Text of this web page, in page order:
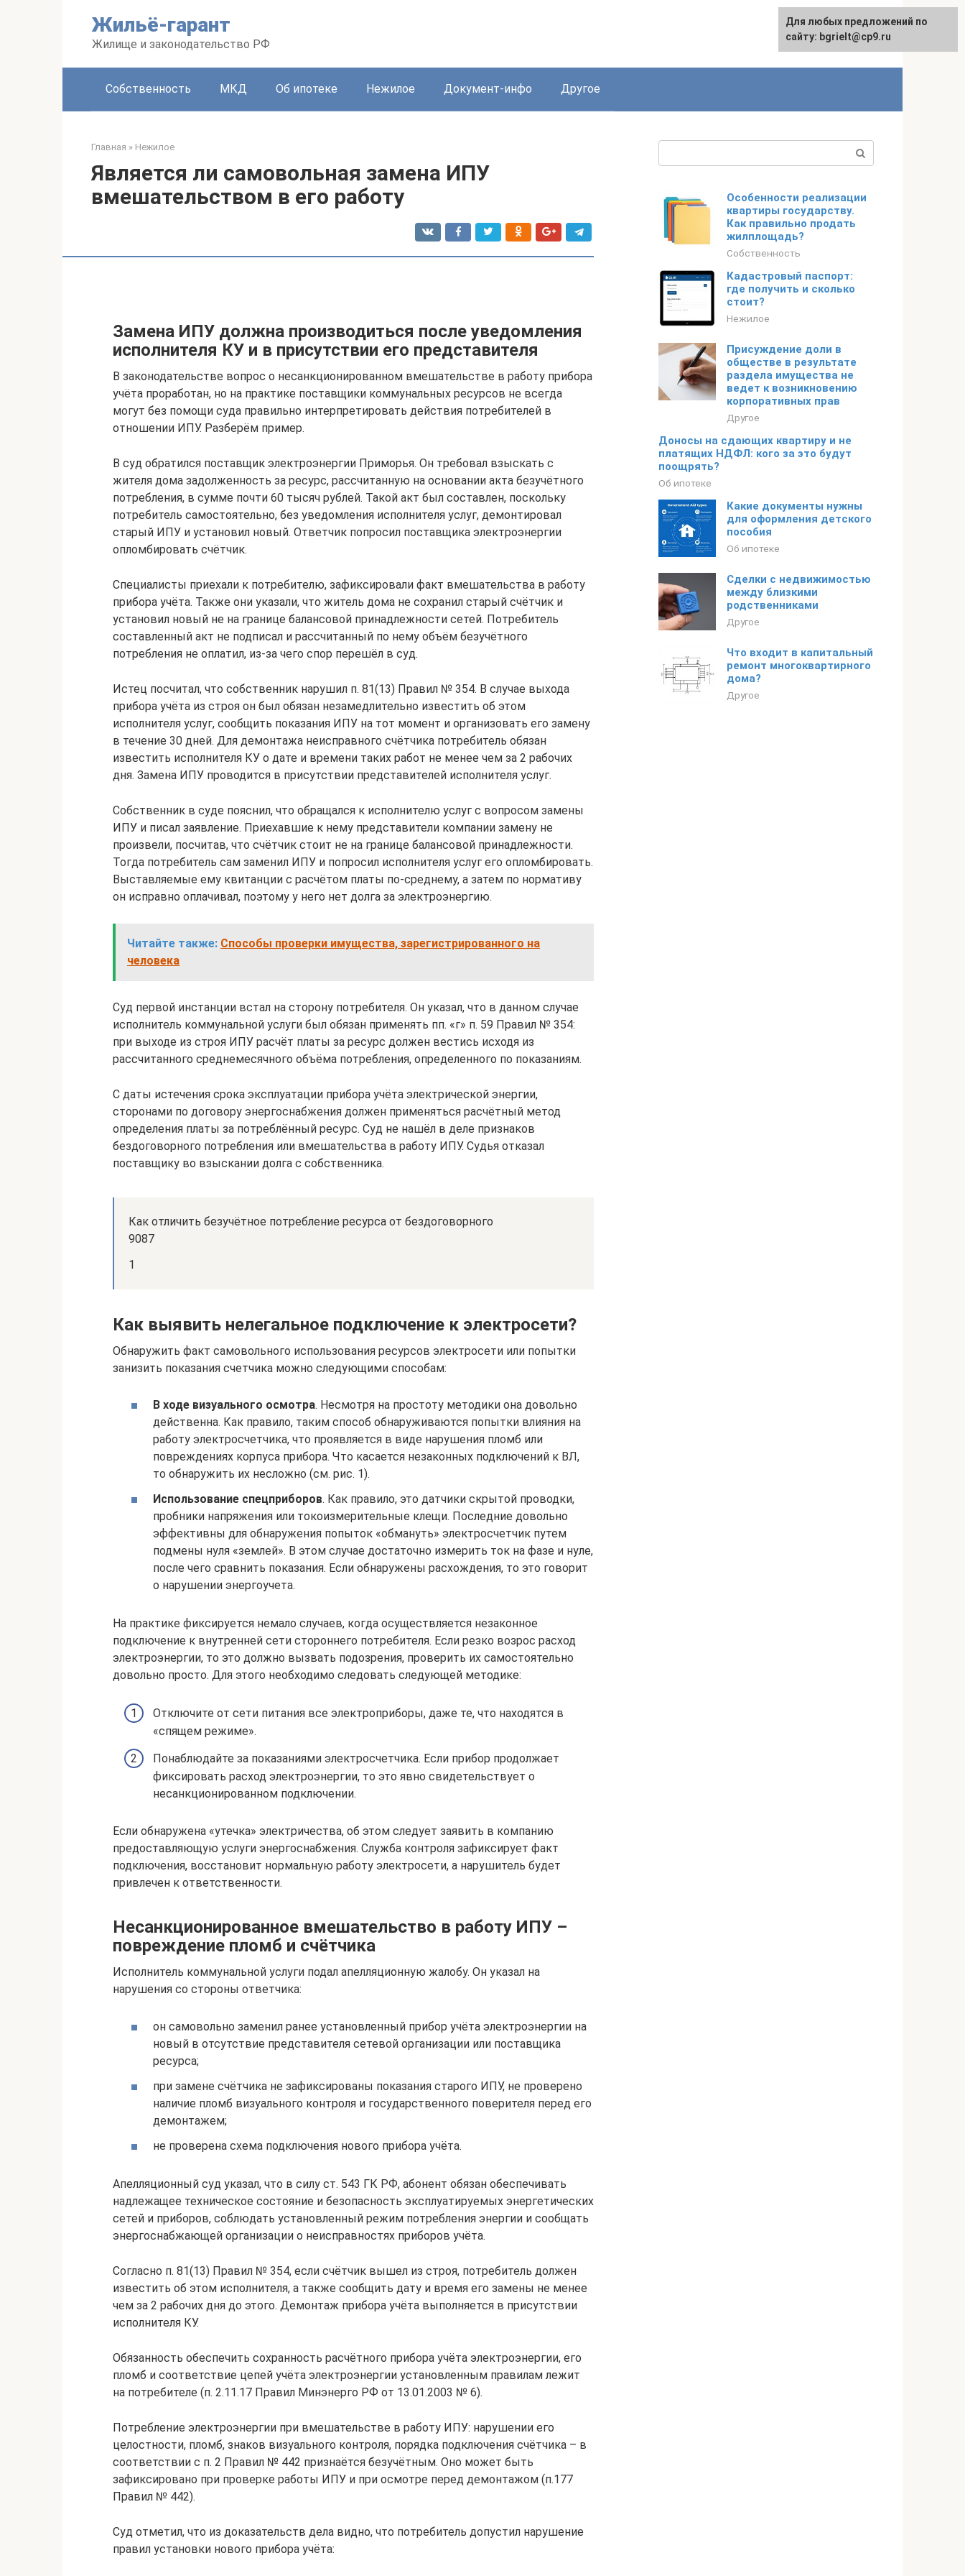
Жильё-гарант
Жилище и законодательство РФ
English
Собственность МКД Об ипотеке Нежилое Документ-инфо Другое
Главная » Нежилое
Является ли самовольная замена ИПУ
вмешательством в его работу
Замена ИПУ должна производиться после уведомления
исполнителя КУ и в присутствии его представителя
В законодательстве вопрос о несанкционированном вмешательстве в работу прибора
учёта проработан, но на практике поставщики коммунальных ресурсов не всегда
могут без помощи суда правильно интерпретировать действия потребителей в
отношении ИПУ. Разберём пример.
В суд обратился поставщик электроэнергии Приморья. Он требовал взыскать с
жителя дома задолженность за ресурс, рассчитанную на основании акта безучётного
потребления, в сумме почти 60 тысяч рублей. Такой акт был составлен, поскольку
потребитель самостоятельно, без уведомления исполнителя услуг, демонтировал
старый ИПУ и установил новый. Ответчик попросил поставщика электроэнергии
опломбировать счётчик.
Специалисты приехали к потребителю, зафиксировали факт вмешательства в работу
прибора учёта. Также они указали, что житель дома не сохранил старый счётчик и
установил новый не на границе балансовой принадлежности сетей. Потребитель
составленный акт не подписал и рассчитанный по нему объём безучётного
потребления не оплатил, из-за чего спор перешёл в суд.
Истец посчитал, что собственник нарушил п. 81(13) Правил № 354. В случае выхода
прибора учёта из строя он был обязан незамедлительно известить об этом
исполнителя услуг, сообщить показания ИПУ на тот момент и организовать его замену
в течение 30 дней. Для демонтажа неисправного счётчика потребитель обязан
известить исполнителя КУ о дате и времени таких работ не менее чем за 2 рабочих
дня. Замена ИПУ проводится в присутствии представителей исполнителя услуг.
Собственник в суде пояснил, что обращался к исполнителю услуг с вопросом замены
ИПУ и писал заявление. Приехавшие к нему представители компании замену не
произвели, посчитав, что счётчик стоит не на границе балансовой принадлежности.
Тогда потребитель сам заменил ИПУ и попросил исполнителя услуг его опломбировать.
Выставляемые ему квитанции с расчётом платы по-среднему, а затем по нормативу
он исправно оплачивал, поэтому у него нет долга за электроэнергию.
Читайте также: Способы проверки имущества, зарегистрированного на
человека
Суд первой инстанции встал на сторону потребителя. Он указал, что в данном случае
исполнитель коммунальной услуги был обязан применять пп. «г» п. 59 Правил № 354:
при выходе из строя ИПУ расчёт платы за ресурс должен вестись исходя из
рассчитанного среднемесячного объёма потребления, определенного по показаниям.
С даты истечения срока эксплуатации прибора учёта электрической энергии,
сторонами по договору энергоснабжения должен применяться расчётный метод
определения платы за потреблённый ресурс. Суд не нашёл в деле признаков
бездоговорного потребления или вмешательства в работу ИПУ. Судья отказал
поставщику во взыскании долга с собственника.
Как отличить безучётное потребление ресурса от бездоговорного
9087
1
Как выявить нелегальное подключение к электросети?
Обнаружить факт самовольного использования ресурсов электросети или попытки
занизить показания счетчика можно следующими способам:
В ходе визуального осмотра. Несмотря на простоту методики она довольно
действенна. Как правило, таким способ обнаруживаются попытки влияния на
работу электросчетчика, что проявляется в виде нарушения пломб или
повреждениях корпуса прибора. Что касается незаконных подключений к ВЛ,
то обнаружить их несложно (см. рис. 1).
Использование спецприборов. Как правило, это датчики скрытой проводки,
пробники напряжения или токоизмерительные клещи. Последние довольно
эффективны для обнаружения попыток «обмануть» электросчетчик путем
подмены нуля «землей». В этом случае достаточно измерить ток на фазе и нуле,
после чего сравнить показания. Если обнаружены расхождения, то это говорит
о нарушении энергоучета.
На практике фиксируется немало случаев, когда осуществляется незаконное
подключение к внутренней сети стороннего потребителя. Если резко возрос расход
электроэнергии, то это должно вызвать подозрения, проверить их самостоятельно
довольно просто. Для этого необходимо следовать следующей методике:
Отключите от сети питания все электроприборы, даже те, что находятся в
«спящем режиме».
Понаблюдайте за показаниями электросчетчика. Если прибор продолжает
фиксировать расход электроэнергии, то это явно свидетельствует о
несанкционированном подключении.
Если обнаружена «утечка» электричества, об этом следует заявить в компанию
предоставляющую услуги энергоснабжения. Служба контроля зафиксирует факт
подключения, восстановит нормальную работу электросети, а нарушитель будет
привлечен к ответственности.
Несанкционированное вмешательство в работу ИПУ –
повреждение пломб и счётчика
Исполнитель коммунальной услуги подал апелляционную жалобу. Он указал на
нарушения со стороны ответчика:
он самовольно заменил ранее установленный прибор учёта электроэнергии на
новый в отсутствие представителя сетевой организации или поставщика
ресурса;
при замене счётчика не зафиксированы показания старого ИПУ, не проверено
наличие пломб визуального контроля и государственного поверителя перед его
демонтажем;
не проверена схема подключения нового прибора учёта.
Апелляционный суд указал, что в силу ст. 543 ГК РФ, абонент обязан обеспечивать
надлежащее техническое состояние и безопасность эксплуатируемых энергетических
сетей и приборов, соблюдать установленный режим потребления энергии и сообщать
энергоснабжающей организации о неисправностях приборов учёта.
Согласно п. 81(13) Правил № 354, если счётчик вышел из строя, потребитель должен
известить об этом исполнителя, а также сообщить дату и время его замены не менее
чем за 2 рабочих дня до этого. Демонтаж прибора учёта выполняется в присутствии
исполнителя КУ.
Обязанность обеспечить сохранность расчётного прибора учёта электроэнергии, его
пломб и соответствие цепей учёта электроэнергии установленным правилам лежит
на потребителе (п. 2.11.17 Правил Минэнерго РФ от 13.01.2003 № 6).
Потребление электроэнергии при вмешательстве в работу ИПУ: нарушении его
целостности, пломб, знаков визуального контроля, порядка подключения счётчика – в
соответствии с п. 2 Правил № 442 признаётся безучётным. Оно может быть
зафиксировано при проверке работы ИПУ и при осмотре перед демонтажом (п.177
Правил № 442).
Суд отметил, что из доказательств дела видно, что потребитель допустил нарушение
правил установки нового прибора учёта:
Особенности реализации
квартиры государству.
Как правильно продать
жилплощадь?
Собственность
Кадастровый паспорт:
где получить и сколько
стоит?
Нежилое
Присуждение доли в
обществе в результате
раздела имущества не
ведет к возникновению
корпоративных прав
Другое
Доносы на сдающих квартиру и не
платящих НДФЛ: кого за это будут
поощрять?
Об ипотеке
Какие документы нужны
для оформления детского
пособия
Об ипотеке
Сделки с недвижимостью
между близкими
родственниками
Другое
Что входит в капитальный
ремонт многоквартирного
дома?
Другое
Для любых предложений по
сайту: bgrielt@cp9.ru